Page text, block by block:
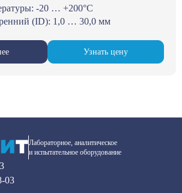
-20 … +200°С
(ID): 1,0 … 30,0 мм
Узнать цену
Лабораторное, аналитическое
и испытательное оборудование
03